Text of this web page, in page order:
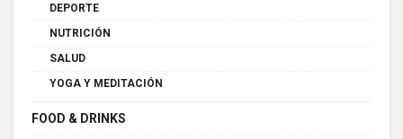
DEPORTE
NUTRICIÓN
SALUD
YOGA Y MEDITACIÓN
FOOD & DRINKS